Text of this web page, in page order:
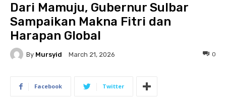
Dari Mamuju, Gubernur Sulbar
Sampaikan Makna Fitri dan
Harapan Global
By Mursyid March 21, 2026 0
Facebook Twitter